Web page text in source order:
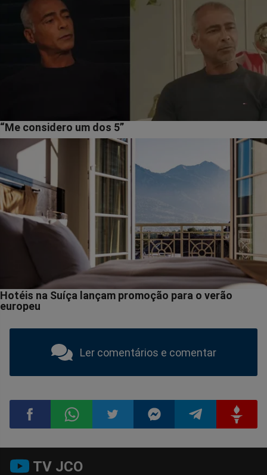
Ler comentários e comentar
Compartilhar
TV JCO